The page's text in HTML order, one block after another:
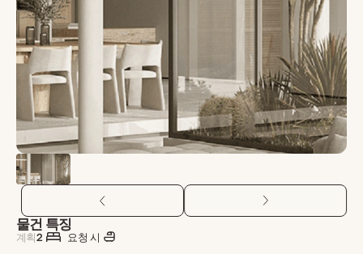
물건 특징
계획2
요청 시